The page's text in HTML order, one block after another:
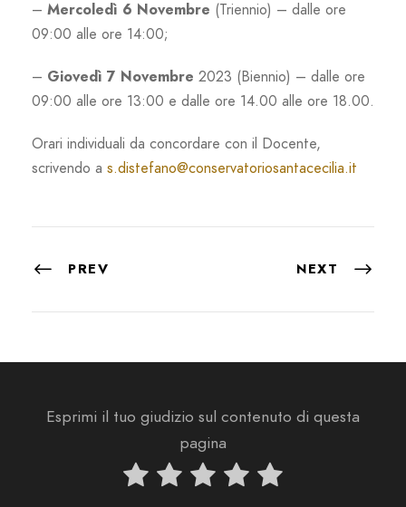
– Mercoledì 6 Novembre (Triennio) – dalle ore
09:00 alle ore 14:00;
– Giovedì 7 Novembre 2023 (Biennio) – dalle ore
09:00 alle ore 13:00 e dalle ore 14.00 alle ore 18.00.
Orari individuali da concordare con il Docente,
scrivendo a s.distefano@conservatoriosantacecilia.it
PREV NEXT
Esprimi il tuo giudizio sul contenuto di questa
pagina